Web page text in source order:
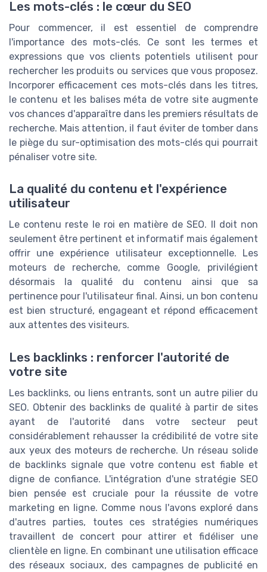
Les mots-clés : le cœur du SEO
Pour commencer, il est essentiel de comprendre
l'importance des mots-clés. Ce sont les termes et
expressions que vos clients potentiels utilisent pour
rechercher les produits ou services que vous proposez.
Incorporer efficacement ces mots-clés dans les titres,
le contenu et les balises méta de votre site augmente
vos chances d'apparaître dans les premiers résultats de
recherche. Mais attention, il faut éviter de tomber dans
le piège du sur-optimisation des mots-clés qui pourrait
pénaliser votre site.
La qualité du contenu et l'expérience
utilisateur
Le contenu reste le roi en matière de SEO. Il doit non
seulement être pertinent et informatif mais également
offrir une expérience utilisateur exceptionnelle. Les
moteurs de recherche, comme Google, privilégient
désormais la qualité du contenu ainsi que sa
pertinence pour l'utilisateur final. Ainsi, un bon contenu
est bien structuré, engageant et répond efficacement
aux attentes des visiteurs.
Les backlinks : renforcer l'autorité de
votre site
Les backlinks, ou liens entrants, sont un autre pilier du
SEO. Obtenir des backlinks de qualité à partir de sites
ayant de l'autorité dans votre secteur peut
considérablement rehausser la crédibilité de votre site
aux yeux des moteurs de recherche. Un réseau solide
de backlinks signale que votre contenu est fiable et
digne de confiance. L'intégration d'une stratégie SEO
bien pensée est cruciale pour la réussite de votre
marketing en ligne. Comme nous l'avons exploré dans
d'autres parties, toutes ces stratégies numériques
travaillent de concert pour attirer et fidéliser une
clientèle en ligne. En combinant une utilisation efficace
des réseaux sociaux, des campagnes de publicité en